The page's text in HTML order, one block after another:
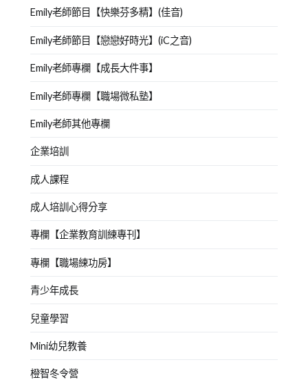
賽
導,
表
能
訓
練,
故
事
話
巴,
邏
思
Emily老師節目【快樂芬多精】(佳音)
Emily老師節目【戀戀好時光】(iC之音)
Emily老師專欄【成長大件事】
Emily老師專欄【職場微私塾】
Emily老師其他專欄
企業培訓
成人課程
成人培訓心得分享
專欄【企業教育訓練專刊】
專欄【職場練功房】
青少年成長
兒童學習
Mini幼兒教養
橙智冬令營